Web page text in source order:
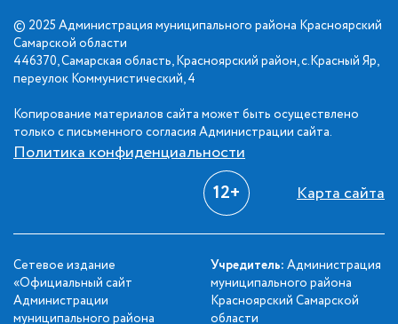
© 2025 Администрация муниципального района Красноярский
Самарской области
446370, Самарская область, Красноярский район, с.Красный Яр,
переулок Коммунистический, 4
Копирование материалов сайта может быть осуществлено
только с письменного согласия Администрации сайта.
Политика конфиденциальности
12+ Карта сайта
Сетевое издание
«Официальный сайт
Администрации
муниципального района
Учредитель: Администрация
муниципального района
Красноярский Самарской
области